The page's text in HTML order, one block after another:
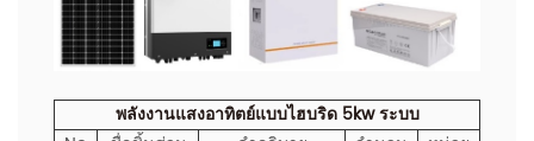
พลังงานแสงอาทิตย์แบบไฮบริด 5kwระบบ